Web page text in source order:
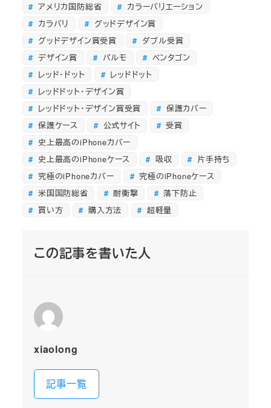
アメリカ国防総省
カラーバリエーション
カラバリ
グッドデザイン賞
グッドデザイン賞受賞
ダブル受賞
デザイン賞
パルモ
ペンタゴン
レッド・ドット
レッドドット
レッドドット・デザイン賞
レッドドット・デザイン賞受賞
保護カバー
保護ケース
公式サイト
受賞
史上最高のiPhoneカバー
史上最高のiPhoneケース
吸収
片手持ち
究極のiPhoneカバー
究極のiPhoneケース
米国国防総省
耐衝撃
落下防止
買い方
購入方法 超軽量
この記事を書いた人
xiaolong
記事一覧